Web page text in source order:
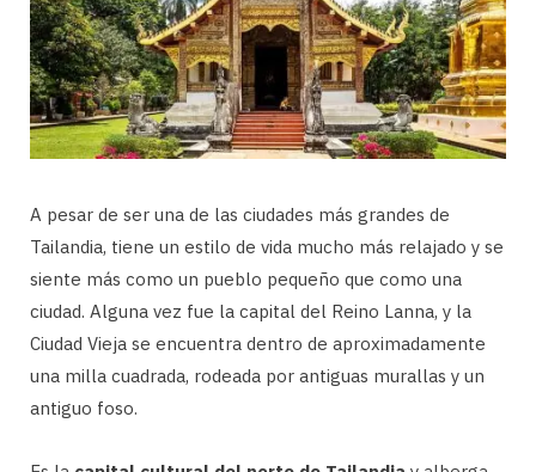
A pesar de ser una de las ciudades más grandes de
Tailandia, tiene un estilo de vida mucho más relajado y se
siente más como un pueblo pequeño que como una
ciudad. Alguna vez fue la capital del Reino Lanna, y la
Ciudad Vieja se encuentra dentro de aproximadamente
una milla cuadrada, rodeada por antiguas murallas y un
antiguo foso.